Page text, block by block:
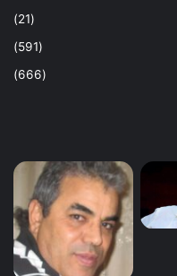
(21)
(591)
(666)